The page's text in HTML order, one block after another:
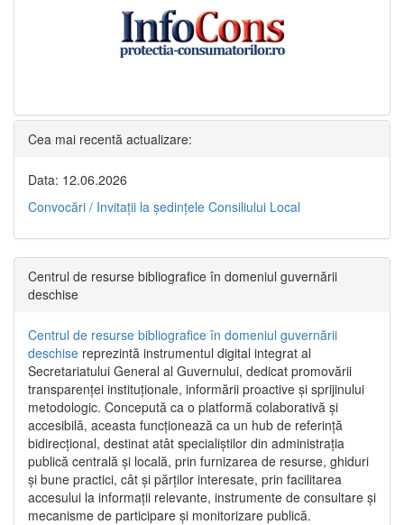
Cea mai recentă actualizare:
Data: 12.06.2026
Convocări / Invitaţii la şedinţele Consiliului Local
Centrul de resurse bibliografice în domeniul guvernării
deschise
Centrul de resurse bibliografice în domeniul guvernării
deschise reprezintă instrumentul digital integrat al
Secretariatului General al Guvernului, dedicat promovării
transparenței instituționale, informării proactive și sprijinului
metodologic. Concepută ca o platformă colaborativă și
accesibilă, aceasta funcționează ca un hub de referință
bidirecțional, destinat atât specialiștilor din administrația
publică centrală și locală, prin furnizarea de resurse, ghiduri
și bune practici, cât și părților interesate, prin facilitarea
accesului la informații relevante, instrumente de consultare și
mecanisme de participare și monitorizare publică.